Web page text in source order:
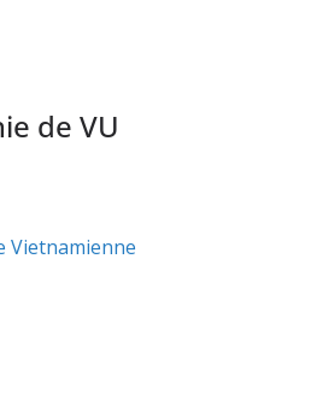
de VU
Vietnamienne